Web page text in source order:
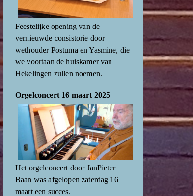
Feestelijke opening van de
vernieuwde consistorie door
wethouder Postuma en Yasmine, die
we voortaan de huiskamer van
Hekelingen zullen noemen.
Orgelconcert 16 maart 2025
Het orgelconcert door JanPieter
Baan was afgelopen zaterdag 16
maart een succes.